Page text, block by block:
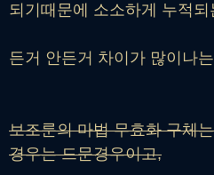
되기때문에 소소하게 누적
든거 안든거 차이가 많이나
보조룬의 마법 무효화 구체
경우는 드문경우이고,